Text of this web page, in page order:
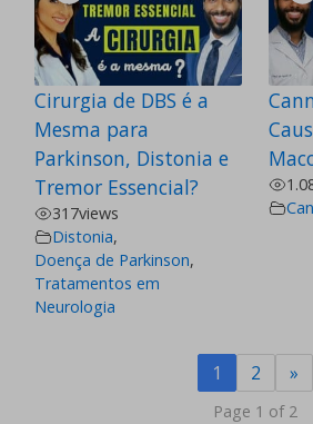
Cirurgia de DBS é a
Mesma para
Parkinson, Distonia e
Tremor Essencial?
317views
Distonia,
Doença de Parkinson,
Tratamentos em
Neurologia
1 2 »
Page 1 of 2